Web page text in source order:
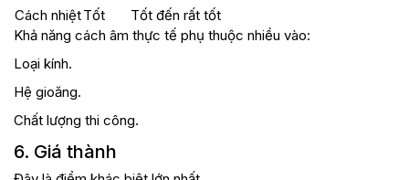
Cách nhiệtTốt
Tốt đến rất tốt
Khả năng cách âm thực tế phụ thuộc nhiều vào:
Loại kính.
Hệ gioăng.
Chất lượng thi công.
6. Giá thành